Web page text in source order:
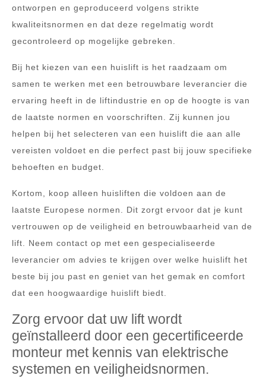
ontworpen en geproduceerd volgens strikte
kwaliteitsnormen en dat deze regelmatig wordt
gecontroleerd op mogelijke gebreken.
Bij het kiezen van een huislift is het raadzaam om
samen te werken met een betrouwbare leverancier die
ervaring heeft in de liftindustrie en op de hoogte is van
de laatste normen en voorschriften. Zij kunnen jou
helpen bij het selecteren van een huislift die aan alle
vereisten voldoet en die perfect past bij jouw specifieke
behoeften en budget.
Kortom, koop alleen huisliften die voldoen aan de
laatste Europese normen. Dit zorgt ervoor dat je kunt
vertrouwen op de veiligheid en betrouwbaarheid van de
lift. Neem contact op met een gespecialiseerde
leverancier om advies te krijgen over welke huislift het
beste bij jou past en geniet van het gemak en comfort
dat een hoogwaardige huislift biedt.
Zorg ervoor dat uw lift wordt
geïnstalleerd door een gecertificeerde
monteur met kennis van elektrische
systemen en veiligheidsnormen.